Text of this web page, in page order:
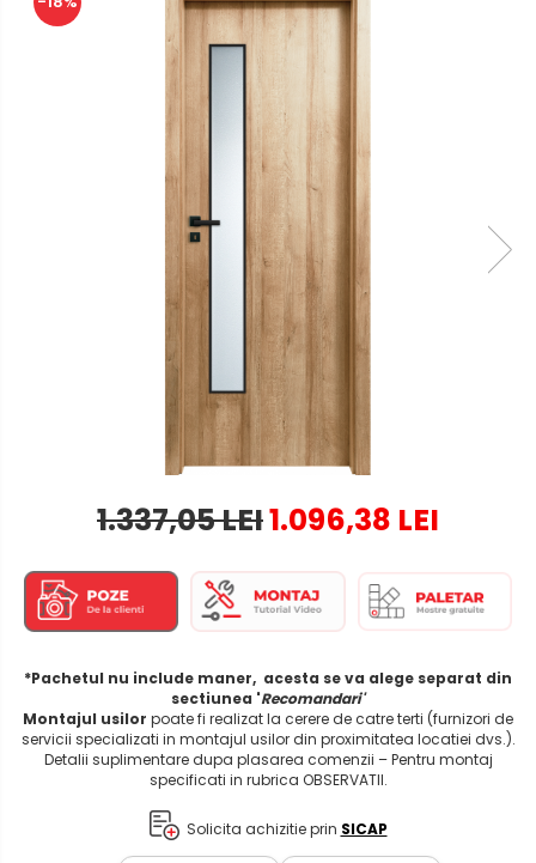
1.337,05 LEI1.096,38 LEI
*Pachetul nu include maner, acesta se va alege separat din
sectiunea 'Recomandari'
Montajul usilor poate fi realizat la cerere de catre terti (furnizori de
servicii specializati in montajul usilor din proximitatea locatiei dvs.).
Detalii suplimentare dupa plasarea comenzii – Pentru montaj
specificati in rubrica OBSERVATII.
Solicita achizitie prin SICAP